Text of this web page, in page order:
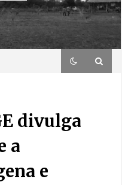
divulga
a
e